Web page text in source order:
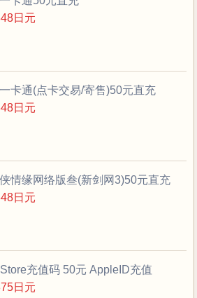
日元
卡通(点卡交易/寄售)50元直充
日元
情缘网络版叁(新剑网3)50元直充
日元
充值码 50元 AppleID充值
日元